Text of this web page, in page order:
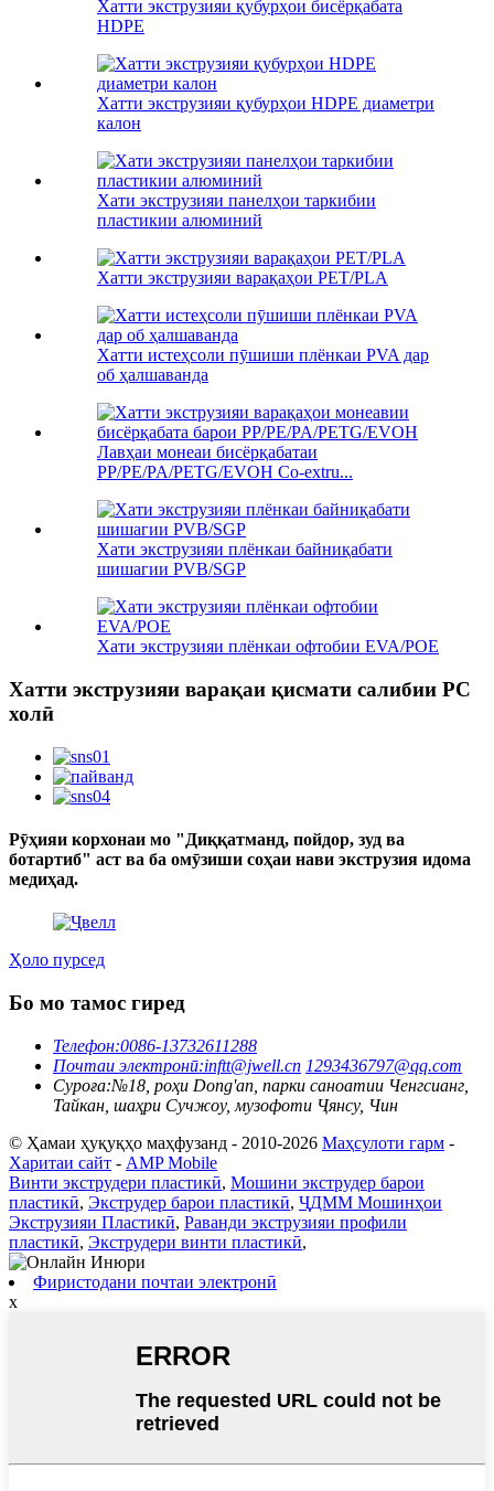
Хатти экструзияи қубурҳои бисёрқабата
HDPE
Хатти экструзияи қубурҳои HDPE диаметри
калон
Хати экструзияи панелҳои таркибии
пластикии алюминий
Хатти экструзияи варақаҳои PET/PLA
Хатти истеҳсоли пӯшиши плёнкаи PVA дар
об ҳалшаванда
Лавҳаи монеаи бисёрқабатаи
PP/PE/PA/PETG/EVOH Co-extru...
Хати экструзияи плёнкаи байниқабати
шишагии PVB/SGP
Хати экструзияи плёнкаи офтобии EVA/POE
Хатти экструзияи варақаи қисмати салибии PC
холӣ
Рӯҳияи корхонаи мо "Диққатманд, пойдор, зуд ва
ботартиб" аст ва ба омӯзиши соҳаи нави экструзия идома
медиҳад.
Ҳоло пурсед
Бо мо тамос гиред
Телефон:0086-13732611288
Почтаи электронӣ:inftt@jwell.cn 1293436797@qq.com
Суроға:№18, роҳи Dong'an, парки саноатии Ченгсианг,
Тайкан, шаҳри Сучжоу, музофоти Ҷянсу, Чин
© Ҳамаи ҳуқуқҳо маҳфузанд - 2010-2026 Маҳсулоти гарм -
Харитаи сайт - AMP Mobile
Винти экструдери пластикӣ, Мошини экструдер барои
пластикӣ, Экструдер барои пластикӣ, ҶДММ Мошинҳои
Экструзияи Пластикӣ, Раванди экструзияи профили
пластикӣ, Экструдери винти пластикӣ,
Фиристодани почтаи электронӣ
x